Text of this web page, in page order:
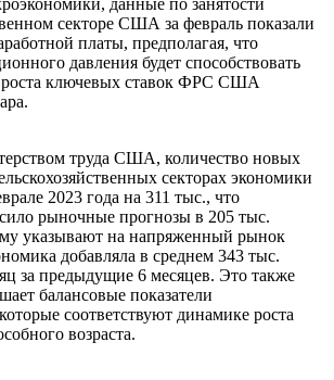
данные по занятости
секторе США за февраль показали
платы, предполагая, что
давления будет способствовать
роста ключевых ставок ФРС США
труда США, количество новых
секторах экономики
2023 года на 311 тыс., что
рыночные прогнозы в 205 тыс.
указывают на напряженный рынок
добавляла в среднем 343 тыс.
за предыдущие 6 месяцев. Это также
балансовые показатели
соответствуют динамике роста
возраста.